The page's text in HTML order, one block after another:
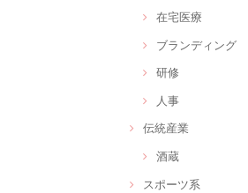
在宅医療
ブランディング
研修
人事
伝統産業
酒蔵
スポーツ系